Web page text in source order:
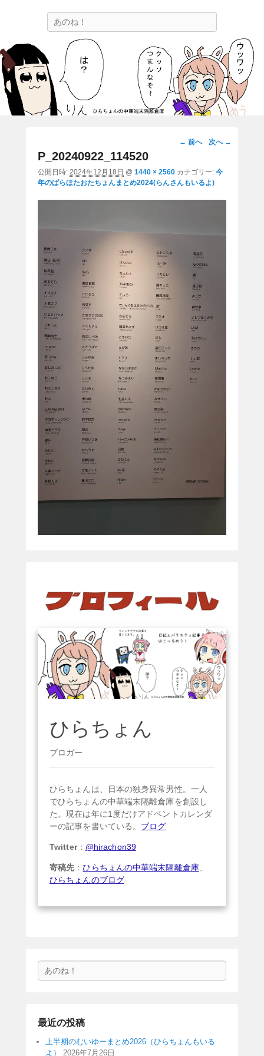
ひらちょんの中華端末隔離倉庫
ほたがページ上部にある検索バーを消してくれたサイトです。
画
ビ
← 前へ 次へ →
P_20240922_114520
公開日時: 2024年12月18日 @ 1440 × 2560 カテゴリー: 今
年のぱらほたおたちょんまとめ2024(らんさんもいるよ)
ひらちょん
ブロガー
ひらちょんは、日本の独身異常男性。一人
でひらちょんの中華端末隔離倉庫を創設し
た。現在は年に1度だけアドベントカレンダ
ーの記事を書いている。 ブログ
Twitter： @hirachon39
寄稿先 ：ひらちょんの中華端末隔離倉庫、
ひらちょんのブログ
索
最近の投稿
上半期のむいゆーまとめ2026（ひらちょんもいる
よ）
2026年7月26日